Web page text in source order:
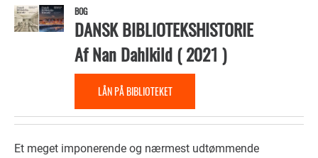
hovedindhold
Temaer
BOG
DANSK BIBLIOTEKSHISTORIE
AfNan Dahlkild(2021 )
LÅN PÅ BIBLIOTEKET
Et meget imponerende og nærmest udtømmende